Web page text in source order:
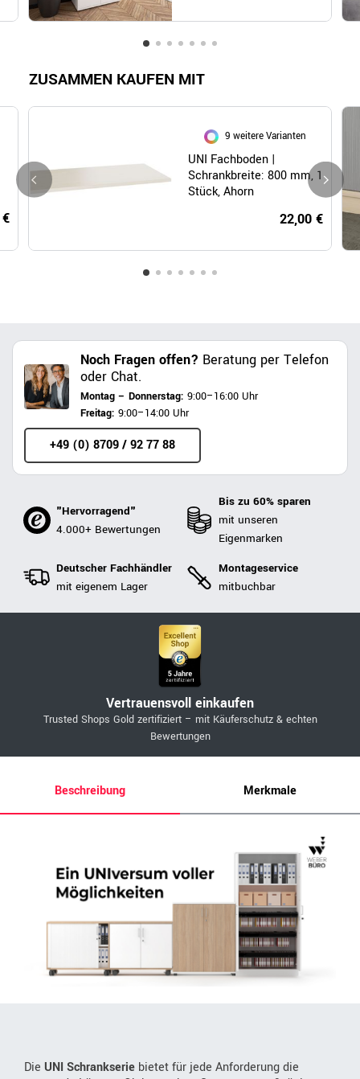
ZUSAMMEN KAUFEN MIT
9 weitere Varianten
UNI Fachboden |
Schrankbreite: 800 mm, 1
Stück, Ahorn
22,00 €
Noch Fragen offen? Beratung per Telefon
oder Chat.
Montag – Donnerstag: 9:00–16:00 Uhr
Freitag: 9:00–14:00 Uhr
+49 (0) 8709 / 92 77 88
"Hervorragend"
4.000+ Bewertungen
Bis zu 60% sparen
mit unseren
Eigenmarken
Deutscher Fachhändler
mit eigenem Lager
Montageservice
mitbuchbar
Vertrauensvoll einkaufen
Trusted Shops Gold zertifiziert – mit Käuferschutz & echten
Bewertungen
Beschreibung Merkmale
Die UNI Schrankserie bietet für jede Anforderung die